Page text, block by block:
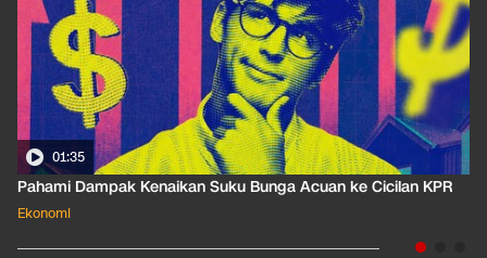
01:35
Pahami Dampak Kenaikan Suku Bunga Acuan ke Cicilan KPR
Ekonomi